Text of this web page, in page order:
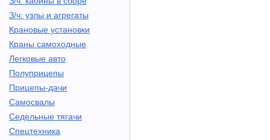
З/ч: узлы и агрегаты
Крановые установки
Краны самоходные
Легковые авто
Полуприцепы
Прицепы-дачи
Самосвалы
Седельные тягачи
Спецтехника